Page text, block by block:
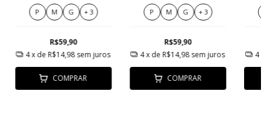
P M G + 3
R$59,90
4x de R$14,98 sem juros
COMPRAR
P M G + 3
R$59,90
4x de R$14,98sem juros
COMPRAR
4